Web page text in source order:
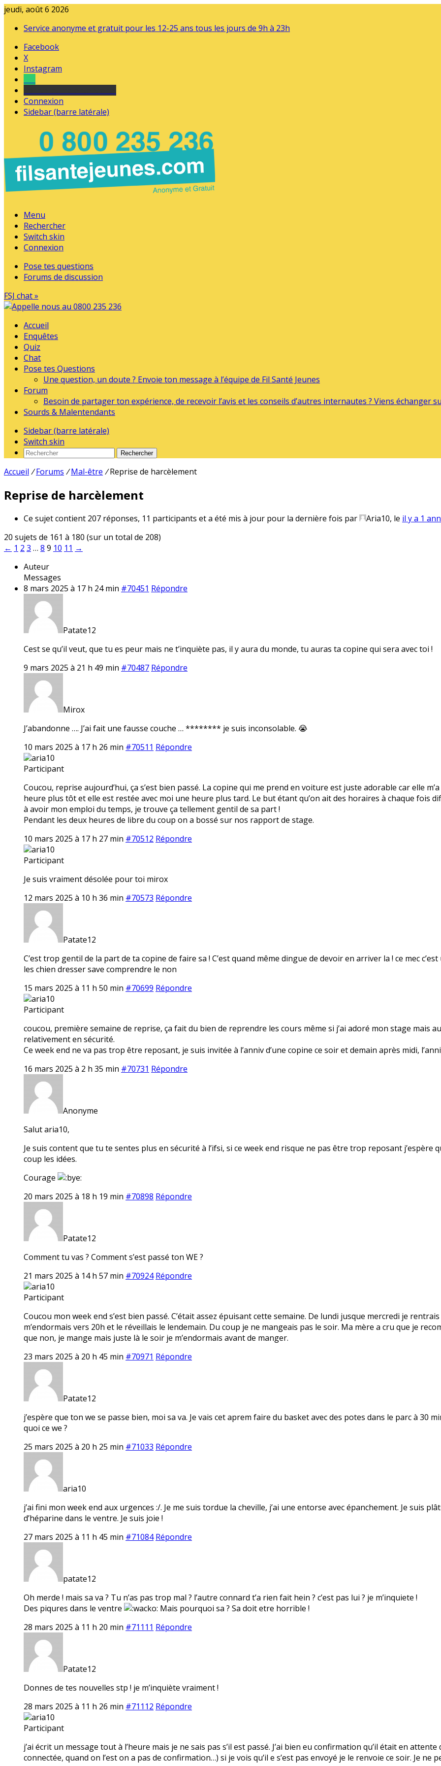
jeudi, août 6 2026
Service anonyme et gratuit pour les 12-25 ans tous les jours de 9h à 23h
Facebook
X
Instagram
Connexion
Sidebar (barre latérale)
Menu
Rechercher
Switch skin
Connexion
Pose tes questions
Forums de discussion
FSJ chat »
Accueil
Enquêtes
Quiz
Chat
Pose tes Questions
Une question, un doute ? Envoie ton message à l’équipe de Fil Santé Jeunes
Forum
Besoin de partager ton expérience, de recevoir l’avis et les conseils d’autres internautes ? Viens échanger
Sourds & Malentendants
Sidebar (barre latérale)
Switch skin
Rechercher
Accueil / Forums / Mal-être / Reprise de harcèlement
Reprise de harcèlement
Ce sujet contient 207 réponses, 11 participants et a été mis à jour pour la dernière fois par Aria10, le il y a 1
20 sujets de 161 à 180 (sur un total de 208)
← 1 2 3 … 8 9 10 11 →
Auteur
Messages
8 mars 2025 à 17 h 24 min #70451 Répondre
Patate12
Cest se qu’il veut, que tu es peur mais ne t’inquiète pas, il y aura du monde, tu auras ta copine qui sera avec toi !
9 mars 2025 à 21 h 49 min #70487 Répondre
Mirox
J’abandonne …. J’ai fait une fausse couche … ******** je suis inconsolable. 😭
10 mars 2025 à 17 h 26 min #70511 Répondre
aria10
Participant
Coucou, reprise aujourd’hui, ça s’est bien passé. La copine qui me prend en voiture est juste adorable car elle
heure plus tôt et elle est restée avec moi une heure plus tard. Le but étant qu’on ait des horaires à chaque fois
à avoir mon emploi du temps, je trouve ça tellement gentil de sa part !
Pendant les deux heures de libre du coup on a bossé sur nos rapport de stage.
10 mars 2025 à 17 h 27 min #70512 Répondre
aria10
Participant
Je suis vraiment désolée pour toi mirox
12 mars 2025 à 10 h 36 min #70573 Répondre
Patate12
C’est trop gentil de la part de ta copine de faire sa ! C’est quand même dingue de devoir en arriver la ! ce mec
les chien dresser save comprendre le non
15 mars 2025 à 11 h 50 min #70699 Répondre
aria10
Participant
coucou, première semaine de reprise, ça fait du bien de reprendre les cours même si j’ai adoré mon stage mais
relativement en sécurité.
Ce week end ne va pas trop être reposant, je suis invitée à l’anniv d’une copine ce soir et demain après midi,
16 mars 2025 à 2 h 35 min #70731 Répondre
Anonyme
Salut aria10,
Je suis content que tu te sentes plus en sécurité à l’ifsi, si ce week end risque ne pas être trop reposant j’espère
coup les idées.
Courage
20 mars 2025 à 18 h 19 min #70898 Répondre
Patate12
Comment tu vas ? Comment s’est passé ton WE ?
21 mars 2025 à 14 h 57 min #70924 Répondre
aria10
Participant
Coucou mon week end s’est bien passé. C’était assez épuisant cette semaine. De lundi jusque mercredi je
m’endormais vers 20h et le réveillais le lendemain. Du coup je ne mangeais pas le soir. Ma mère a cru que je
que non, je mange mais juste là le soir je m’endormais avant de manger.
23 mars 2025 à 20 h 45 min #70971 Répondre
Patate12
j’espère que ton we se passe bien, moi sa va. Je vais cet aprem faire du basket avec des potes dans le parc à 30
quoi ce we ?
25 mars 2025 à 20 h 25 min #71033 Répondre
aria10
j’ai fini mon week end aux urgences :/. Je me suis tordue la cheville, j’ai une entorse avec épanchement. Je suis
d’héparine dans le ventre. Je suis joie !
27 mars 2025 à 11 h 45 min #71084 Répondre
patate12
Oh merde ! mais sa va ? Tu n’as pas trop mal ? l’autre connard t’a rien fait hein ? c’est pas lui ? je m’inquiete !
Des piqures dans le ventre
Mais pourquoi sa ? Sa doit etre horrible !
28 mars 2025 à 11 h 20 min #71111 Répondre
Patate12
Donnes de tes nouvelles stp ! je m’inquiète vraiment !
28 mars 2025 à 11 h 26 min #71112 Répondre
aria10
Participant
j’ai écrit un message tout à l’heure mais je ne sais pas s’il est passé. J’ai bien eu confirmation qu’il était en
connectée, quand on l’est on a pas de confirmation…) si je vois qu’il e s’est pas envoyé je le renvoie ce soir. Je ne